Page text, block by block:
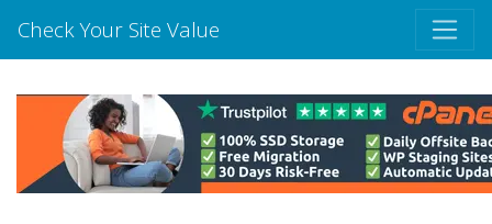
Check Your Site Value